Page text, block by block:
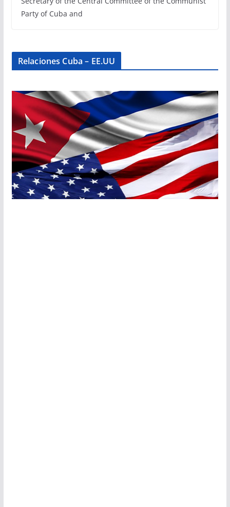
Party of Cuba and
Relaciones Cuba – EE.UU